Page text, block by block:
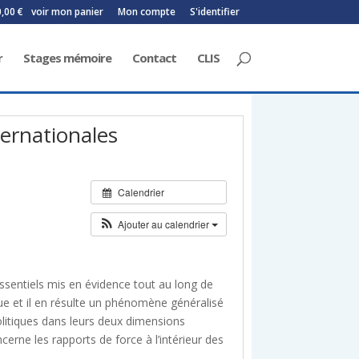
voir mon panier Mon compte S'identifier
€
Stages mémoire Contact CLIS
Calendrier
Ajouter au calendrier
mis en évidence tout au long de
et il en résulte un phénomène généralisé
dans leurs deux dimensions
les rapports de force à l’intérieur des